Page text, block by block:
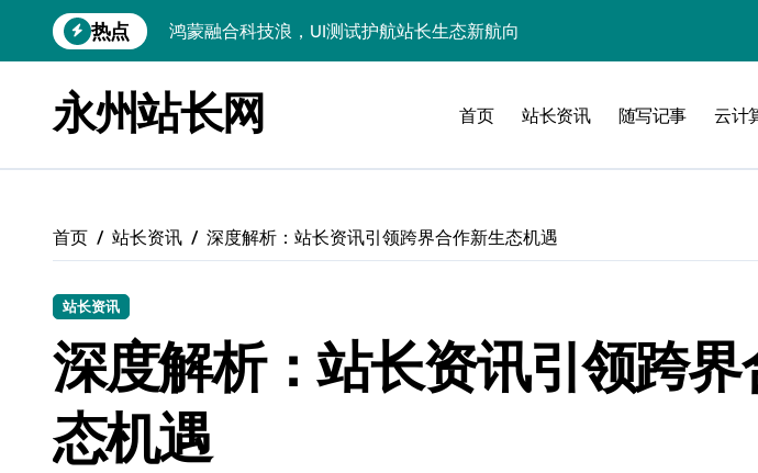
到
热点
智驭技术浪潮：跨界融合重构站长资讯科技新生态
技术赋能科技领航：跨界融合重构站长圈生态新蓝图
服务器技术融合赋能：科技驱动站长跨界新蓝海
技术赋能无障碍接口：驱动科技跨界多元融合新范式
API技术赋能：跨界融合下站长合规风控科技新策略探索
科技赋能：技术掘金评论数据，筑牢站内内容安全核心
永州站长网 首页 站长资讯 随写记事 云计
首页 站长资讯 深度解析：站长资讯引领跨界合作新生态机遇
站长资讯
深度解析：站长资讯引领跨
态机遇